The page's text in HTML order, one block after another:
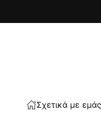
Σχετικά με εμάς